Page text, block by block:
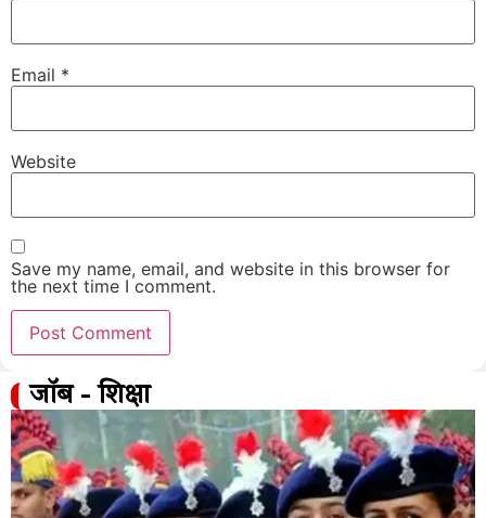
Email *
Website
Save my name, email, and website in this browser for
the next time I comment.
जॉब - शिक्षा